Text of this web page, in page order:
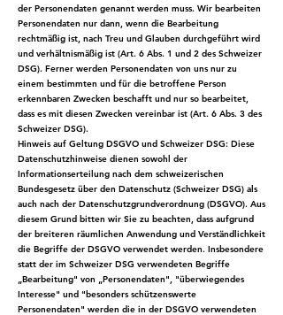
der Personendaten genannt werden muss. Wir bearbeiten
Personendaten nur dann, wenn die Bearbeitung
rechtmäßig ist, nach Treu und Glauben durchgeführt wird
und verhältnismäßig ist (Art. 6 Abs. 1 und 2 des Schweizer
DSG). Ferner werden Personendaten von uns nur zu
einem bestimmten und für die betroffene Person
erkennbaren Zwecken beschafft und nur so bearbeitet,
dass es mit diesen Zwecken vereinbar ist (Art. 6 Abs. 3 des
Schweizer DSG).
Hinweis auf Geltung DSGVO und Schweizer DSG: Diese
Datenschutzhinweise dienen sowohl der
Informationserteilung nach dem schweizerischen
Bundesgesetz über den Datenschutz (Schweizer DSG) als
auch nach der Datenschutzgrundverordnung (DSGVO). Aus
diesem Grund bitten wir Sie zu beachten, dass aufgrund
der breiteren räumlichen Anwendung und Verständlichkeit
die Begriffe der DSGVO verwendet werden. Insbesondere
statt der im Schweizer DSG verwendeten Begriffe
„Bearbeitung" von „Personendaten", "überwiegendes
Interesse" und "besonders schützenswerte
Personendaten" werden die in der DSGVO verwendeten